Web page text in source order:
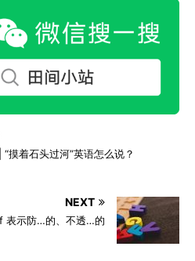
摸着石头过河”英语怎么说？
NEXT
表示防…的、不透…的